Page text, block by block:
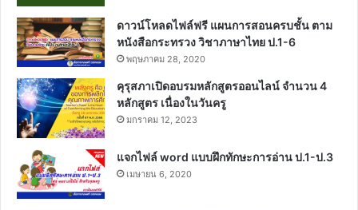
ดาวน์โหลดไฟล์ฟรี แผนการสอนครบชั้น ตาม
หนังสือกระทรวง วิชาภาษาไทย ป.1-6
พฤษภาคม 28, 2020
คุรุสภาเปิดอบรมหลักสูตรออนไลน์ จำนวน 4
หลักสูตร เนื่องในวันครู
มกราคม 12, 2023
แจกไฟล์ word แบบฝึกทักษะการอ่าน ป.1-ป.3
เมษายน 6, 2020